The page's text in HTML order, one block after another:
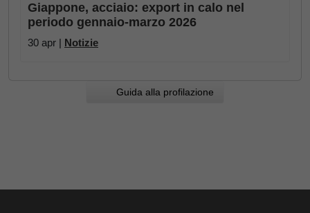
Giappone, acciaio: export in calo nel
periodo gennaio-marzo 2026
30 apr | Notizie
Guida alla profilazione